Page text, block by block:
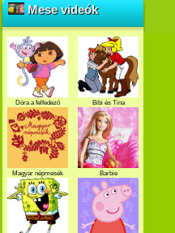
Mese videók
Dóra a felfedező Bibi és Tina
Magyar népmesék Barbie